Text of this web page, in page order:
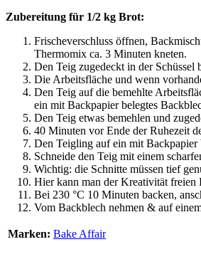
Zubereitung für 1/2 kg Brot:
Frischeverschluss öffnen,
Thermomix ca. 3 Minuten kneten.
Den Teig zugedeckt in der Schüssel
Die Arbeitsfläche und wenn
Den Teig auf die bemehlte
ein mit Backpapier belegtes
Den Teig etwas bemehlen und
40 Minuten vor Ende der Ruhezeit
Den Teigling auf ein mit Backpapier
Schneide den Teig mit einem
Wichtig: die Schnitte müssen tief
Hier kann man der Kreativität freien
Bei 230 °C 10 Minuten backen,
Vom Backblech nehmen & auf
Marken: Bake Affair